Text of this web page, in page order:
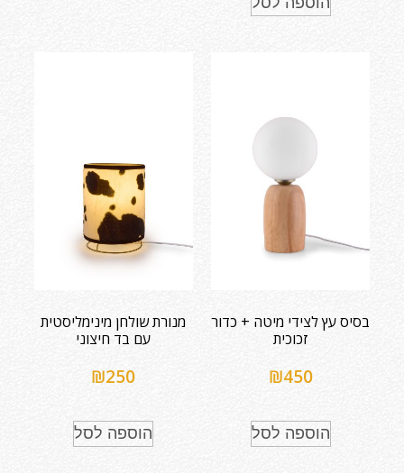
בסיס עץ לצידי מיטה + כדור
זכוכית
₪450
הוספה לסל
מנורת שולחן מינימליסטית
עם בד חיצוני
₪250
הוספה לסל